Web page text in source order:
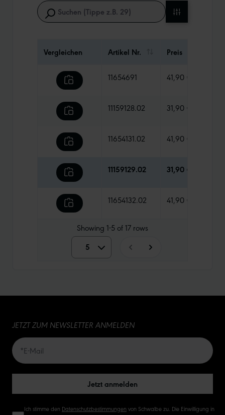
Vergleichen Artikel Nr. Preis
11654691 41,90 €
11159128.02 31,90 €
11654131.02 41,90 €
11159129.02 31,90 €
11654132.02 41,90 €
Showing 1-5of17 rows
5 5
20
JETZT ZUM NEWSLETTER ANMELDEN
Jetzt anmelden
Ich stimme den Datenschutzbestimmungen von Schwalbe zu. Die Einwilligung in